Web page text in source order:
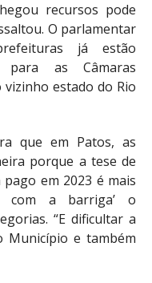
recursos pode
O parlamentar
já estão
para as Câmaras
estado do Rio
que em Patos, as
porque a tese de
em 2023 é mais
com a barriga’ o
“E dificultar a
Município e também